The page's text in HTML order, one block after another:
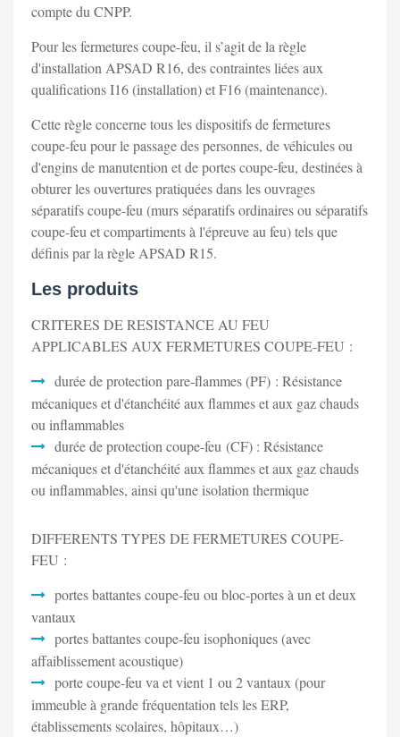
compte du CNPP.
Pour les fermetures coupe-feu, il s’agit de la règle
d'installation APSAD R16, des contraintes liées aux
qualifications I16 (installation) et F16 (maintenance).
Cette règle concerne tous les dispositifs de fermetures
coupe-feu pour le passage des personnes, de véhicules ou
d'engins de manutention et de portes coupe-feu, destinées à
obturer les ouvertures pratiquées dans les ouvrages
séparatifs coupe-feu (murs séparatifs ordinaires ou séparatifs
coupe-feu et compartiments à l'épreuve au feu) tels que
définis par la règle APSAD R15.
Les produits
CRITERES DE RESISTANCE AU FEU
APPLICABLES AUX FERMETURES COUPE-FEU :
durée de protection pare-flammes (PF) : Résistance
mécaniques et d'étanchéité aux flammes et aux gaz chauds
ou inflammables
durée de protection coupe-feu (CF) : Résistance
mécaniques et d'étanchéité aux flammes et aux gaz chauds
ou inflammables, ainsi qu'une isolation thermique
DIFFERENTS TYPES DE FERMETURES COUPE-
FEU :
portes battantes coupe-feu ou bloc-portes à un et deux
vantaux
portes battantes coupe-feu isophoniques (avec
affaiblissement acoustique)
porte coupe-feu va et vient 1 ou 2 vantaux (pour
immeuble à grande fréquentation tels les ERP,
établissements scolaires, hôpitaux…)